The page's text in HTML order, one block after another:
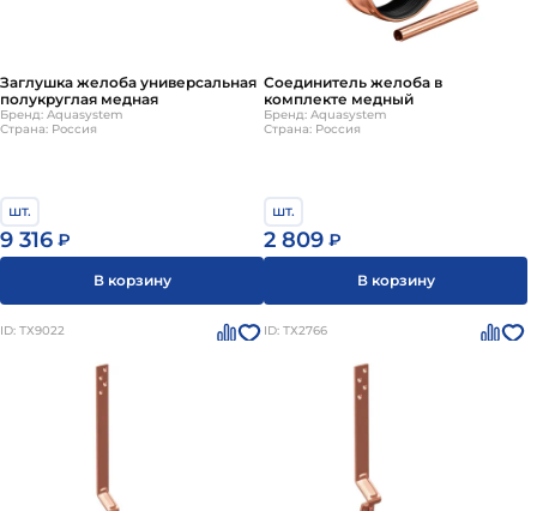
Заглушка желоба универсальная
полукруглая медная
Бренд: Aquasystem
Страна: Россия
шт.
9 316 ₽
В корзину
Соединитель желоба в
комплекте медный
Бренд: Aquasystem
Страна: Россия
шт.
2 809 ₽
В корзину
ID: ТХ9022 ID: ТХ2766